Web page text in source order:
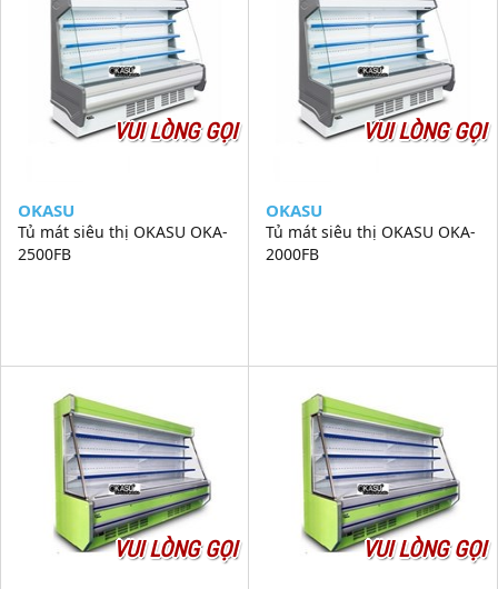
VUI LÒNG GỌI
OKASU
Tủ mát siêu thị OKASU OKA-
2500FB
VUI LÒNG GỌI
OKASU
Tủ mát siêu thị OKASU OKA-
2000FB
VUI LÒNG GỌI VUI LÒNG GỌI